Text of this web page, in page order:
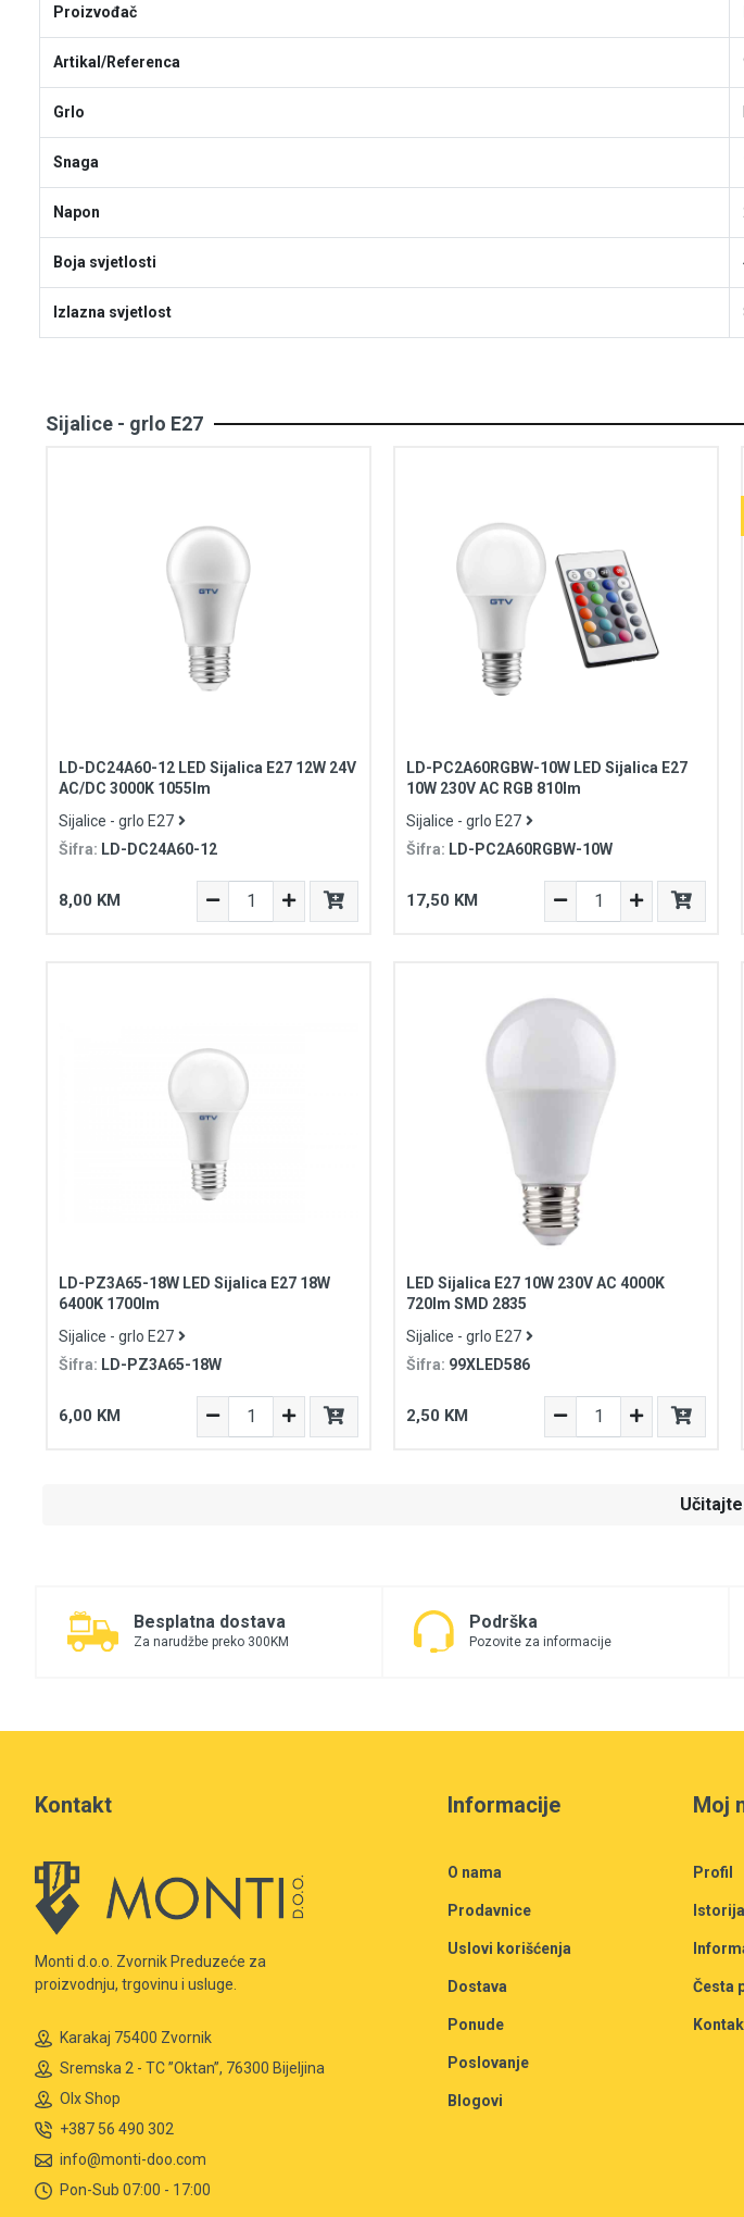
Proizvođač
Artikal/Referenca
Grlo
Snaga
Napon
Boja svjetlosti
Izlazna svjetlost
Sijalice - grlo E27
LD-DC24A60-12 LED Sijalica E27 12W 24V
AC/DC 3000K 1055lm
Sijalice - grlo E27
Šifra: LD-DC24A60-12
8,00 KM
LD-PC2A60RGBW-10W LED Sijalica E27
10W 230V AC RGB 810lm
Sijalice - grlo E27
Šifra: LD-PC2A60RGBW-10W
17,50 KM
LD-PZ3A65-18W LED Sijalica E27 18W
6400K 1700lm
Sijalice - grlo E27
Šifra: LD-PZ3A65-18W
6,00 KM
LED Sijalica E27 10W 230V AC 4000K
720lm SMD 2835
Sijalice - grlo E27
Šifra: 99XLED586
2,50 KM
Besplatna dostava
Za narudžbe preko 300KM
Podrška
Pozovite za informacije
Kontakt
Monti d.o.o. Zvornik Preduzeće za
proizvodnju, trgovinu i usluge.
Karakaj 75400 Zvornik
Sremska 2 - TC ”Oktan”, 76300 Bijeljina
Olx Shop
+387 56 490 302
info@monti-doo.com
Pon-Sub 07:00 - 17:00
Informacije
O nama
Prodavnice
Uslovi korišćenja
Dostava
Ponude
Poslovanje
Blogovi
Moj
Profil
Česta